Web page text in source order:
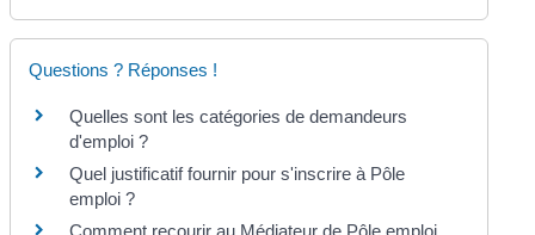
Questions ? Réponses !
Quelles sont les catégories de demandeurs
d'emploi ?
Quel justificatif fournir pour s'inscrire à Pôle
emploi ?